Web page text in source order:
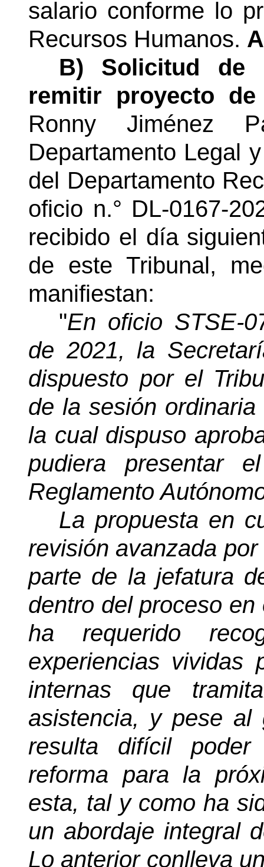
salario conforme lo
Recursos Humanos.
B) Solicitud de
remitir proyecto
Ronny Jiménez
Departamento Legal
del Departamento
oficio n.° DL-0167-
recibido el día
de este Tribunal,
manifiestan:
"En oficio STSE-
de 2021, la
dispuesto por el
de la sesión
la cual dispuso
pudiera presentar
Reglamento
La propuesta en
revisión avanzada
parte de la jefatura
dentro del proceso
ha requerido
experiencias vividas
internas que
asistencia, y pese al
resulta difícil
reforma para la
esta, tal y como ha
un abordaje integral
Lo anterior conlleva